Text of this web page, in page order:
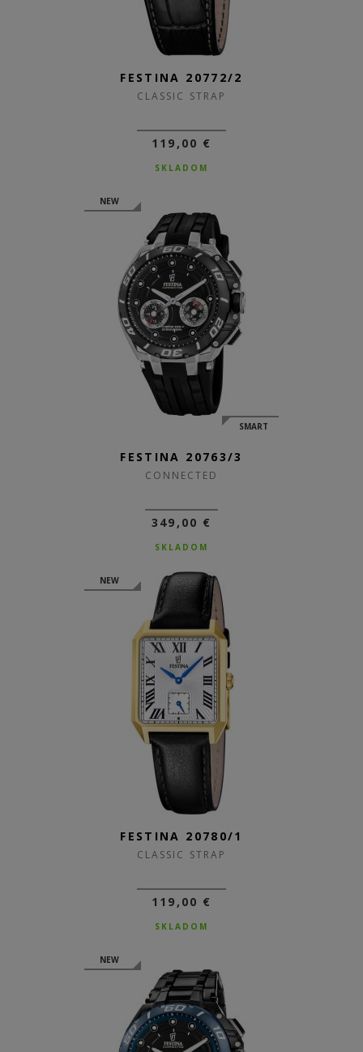
FESTINA 20772/2
CLASSIC STRAP
119,00 €
SKLADOM
NEW
SMART
FESTINA 20763/3
CONNECTED
349,00 €
SKLADOM
NEW
FESTINA 20780/1
CLASSIC STRAP
119,00 €
SKLADOM
NEW